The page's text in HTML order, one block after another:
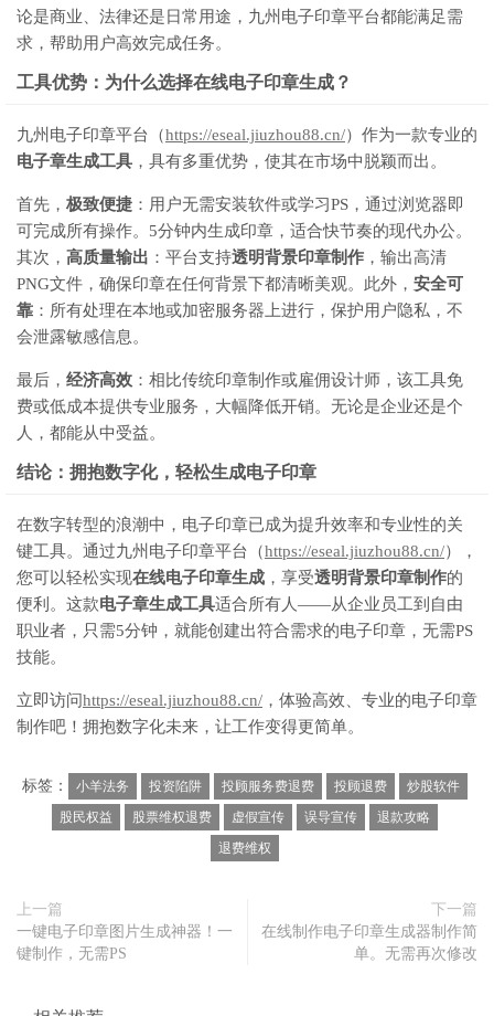
论是商业、法律还是日常用途，九州电子印章平台都能满足需
求，帮助用户高效完成任务。
工具优势：为什么选择在线电子印章生成？
九州电子印章平台（https://eseal.jiuzhou88.cn/）作为一款专业的
电子章生成工具 ，具有多重优势，使其在市场中脱颖而出。
首先， 极致便捷 ：用户无需安装软件或学习PS，通过浏览器即
可完成所有操作。5分钟内生成印章，适合快节奏的现代办公。
其次， 高质量输出 ：平台支持透明背景印章制作 ，输出高清
PNG文件，确保印章在任何背景下都清晰美观。此外， 安全可
靠 ：所有处理在本地或加密服务器上进行，保护用户隐私，不
会泄露敏感信息。
最后， 经济高效 ：相比传统印章制作或雇佣设计师，该工具免
费或低成本提供专业服务，大幅降低开销。无论是企业还是个
人，都能从中受益。
结论：拥抱数字化，轻松生成电子印章
在数字转型的浪潮中，电子印章已成为提升效率和专业性的关
键工具。通过九州电子印章平台（https://eseal.jiuzhou88.cn/），
您可以轻松实现在线电子印章生成 ，享受透明背景印章制作的
便利。这款电子章生成工具适合所有人——从企业员工到自由
职业者，只需5分钟，就能创建出符合需求的电子印章，无需PS
技能。
立即访问https://eseal.jiuzhou88.cn/ ，体验高效、专业的电子印章
制作吧！拥抱数字化未来，让工作变得更简单。
标签： 小羊法务 投资陷阱 投顾服务费退费 投顾退费
炒股软件
股民权益
股票维权退费 虚假宣传 误导宣传
退款攻略
退费维权
上一篇
一键电子印章图片生成神器！一
键制作，无需PS
下一篇
在线制作电子印章生成器制作简
单。无需再次修改